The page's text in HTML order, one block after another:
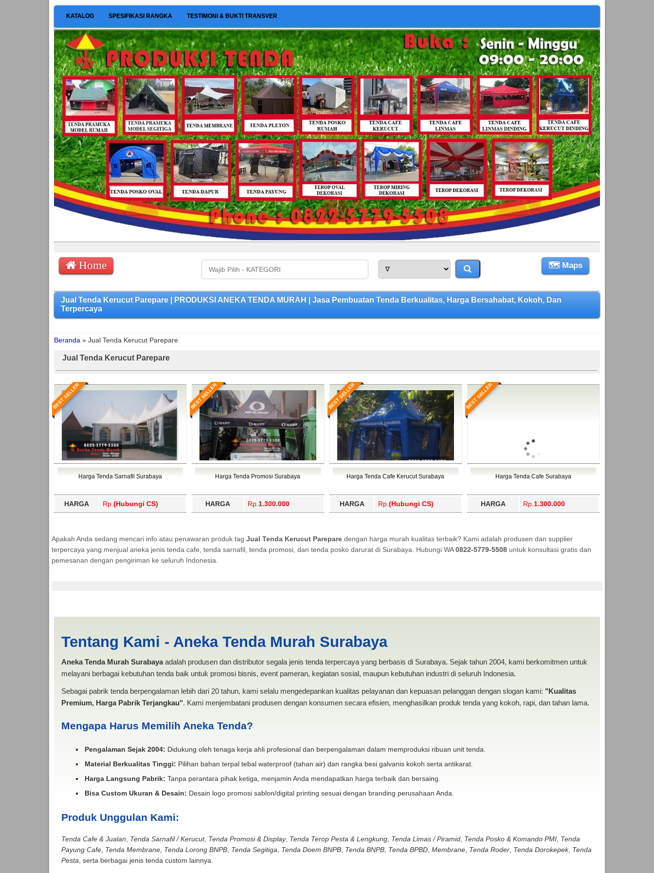
KATALOG SPESIFIKASI RANGKA TESTIMONI & BUKTI TRANSVER
Home 🗺 Maps
Jual Tenda Kerucut Parepare | PRODUKSI ANEKA TENDA MURAH | Jasa Pembuatan Tenda Berkualitas, Harga Bersahabat, Kokoh, Dan
Terpercaya
Beranda » Jual Tenda Kerucut Parepare
Jual Tenda Kerucut Parepare
BEST SELLER
Harga Tenda Sarnafil Surabaya
HARGA Rp. (Hubungi CS)
BEST SELLER
Harga Tenda Promosi Surabaya
HARGA Rp. 1.300.000
BEST SELLER
Harga Tenda Cafe Kerucut Surabaya
HARGA Rp. (Hubungi CS)
BEST SELLER
Harga Tenda Cafe Surabaya
HARGA Rp. 1.300.000
Apakah Anda sedang mencari info atau penawaran produk tag Jual Tenda Kerucut Pareparedengan harga murah kualitas terbaik? Kami adalah produsen dan supplier
terpercaya yang menjual aneka jenis tenda cafe, tenda sarnafil, tenda promosi, dan tenda posko darurat di Surabaya. Hubungi WA0822-5779-5508untuk konsultasi gratis dan
pemesanan dengan pengiriman ke seluruh Indonesia.
Tentang Kami - Aneka Tenda Murah Surabaya
Aneka Tenda Murah Surabayaadalah produsen dan distributor segala jenis tenda terpercaya yang berbasis di Surabaya. Sejak tahun 2004, kami berkomitmen untuk
melayani berbagai kebutuhan tenda baik untuk promosi bisnis, event pameran, kegiatan sosial, maupun kebutuhan industri di seluruh Indonesia.
Sebagai pabrik tenda berpengalaman lebih dari 20 tahun, kami selalu mengedepankan kualitas pelayanan dan kepuasan pelanggan dengan slogan kami: "Kualitas
Premium, Harga Pabrik Terjangkau". Kami menjembatani produsen dengan konsumen secara efisien, menghasilkan produk tenda yang kokoh, rapi, dan tahan lama.
Mengapa Harus Memilih Aneka Tenda?
Pengalaman Sejak 2004: Didukung oleh tenaga kerja ahli profesional dan berpengalaman dalam memproduksi ribuan unit tenda.
Material Berkualitas Tinggi: Pilihan bahan terpal tebal waterproof (tahan air) dan rangka besi galvanis kokoh serta antikarat.
Harga Langsung Pabrik: Tanpa perantara pihak ketiga, menjamin Anda mendapatkan harga terbaik dan bersaing.
Bisa Custom Ukuran & Desain: Desain logo promosi sablon/digital printing sesuai dengan branding perusahaan Anda.
Produk Unggulan Kami:
Tenda Cafe & Jualan Tenda Sarnafil / Kerucut, Tenda Promosi & Display, Tenda Terop Pesta & Lengkung, Tenda Limas / Piramid, Tenda Posko & Komando PMI, Tenda
Payung Cafe, Tenda Membrane, Tenda Lorong BNPB, Tenda Segitiga Tenda Doem BNPB, Tenda BNPB, Tenda BPBD, Membrane, Tenda Roder, Tenda Dorokepek, Tenda
Pesta , serta berbagai jenis tenda custom lainnya.